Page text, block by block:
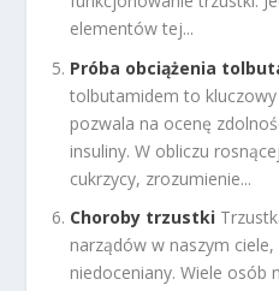
elementów tej...
Próba obciążenia
tolbutamidem to
pozwala na ocenę
insuliny. W obliczu
cukrzycy, zrozumienie...
Choroby trzustki
narządów w naszym
niedoceniany. Wiele osób